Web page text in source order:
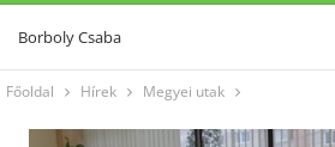
Borboly Csaba
Főoldal Hírek Megyei utak